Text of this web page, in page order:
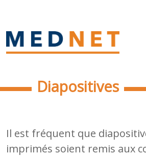
Diapositives
Il est fréquent que
imprimés soient remis aux